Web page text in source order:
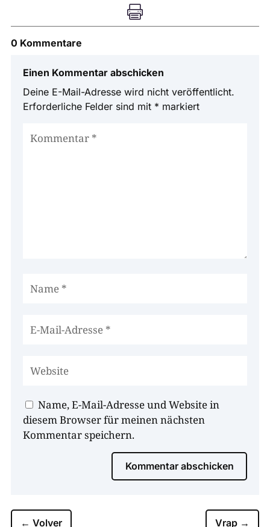

0 Kommentare
Einen Kommentar abschicken
Deine E-Mail-Adresse wird nicht veröffentlicht.
Erforderliche Felder sind mit * markiert
Name, E-Mail-Adresse und Website in
diesem Browser für meinen nächsten
Kommentar speichern.
Kommentar abschicken
← Volver Vrap →